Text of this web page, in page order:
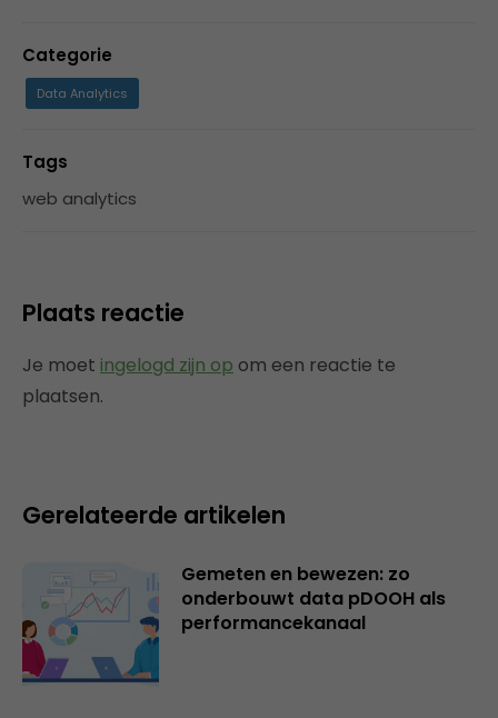
Categorie
Data Analytics
Tags
web analytics
Plaats reactie
Je moet ingelogd zijn op om een reactie te
plaatsen.
Gerelateerde artikelen
Gemeten en bewezen: zo
onderbouwt data pDOOH als
performancekanaal